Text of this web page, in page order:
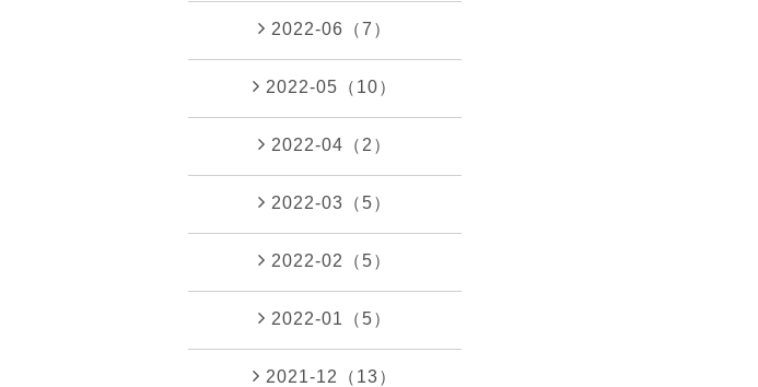
2022-06（7）
2022-05（10）
2022-04（2）
2022-03（5）
2022-02（5）
2022-01（5）
2021-12（13）